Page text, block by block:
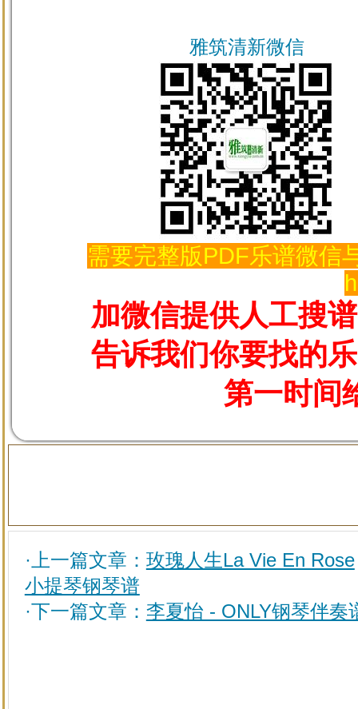
雅筑清新微信
需要完整版PDF乐谱微信
加微信提供人工搜
告诉我们你要找的
第一时间
·上一篇文章： 玫瑰人生La Vie En Rose
小提琴钢琴谱
·下一篇文章： 李夏怡 - ONLY钢琴伴奏